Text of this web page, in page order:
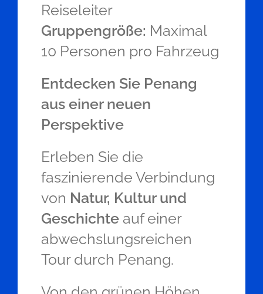
Reiseleiter
Gruppengröße: Maximal
10 Personen pro Fahrzeug
Entdecken Sie Penang
aus einer neuen
Perspektive
Erleben Sie die
faszinierende Verbindung
von Natur, Kultur und
Geschichte auf einer
abwechslungsreichen
Tour durch Penang.